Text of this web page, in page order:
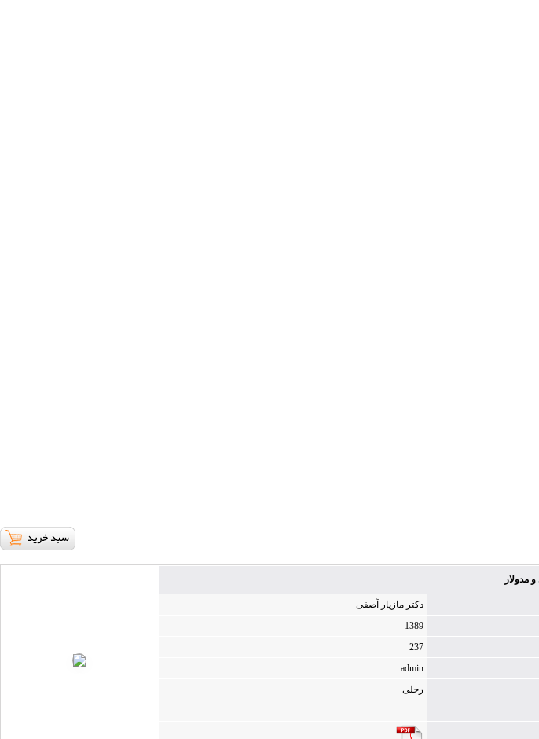
مدولار
دکتر مازیار آصفی
1389
237
admin
رحلی